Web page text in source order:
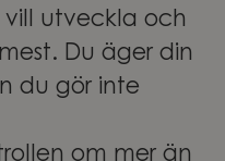
utveckla och
Du äger din
du gör inte
om mer än